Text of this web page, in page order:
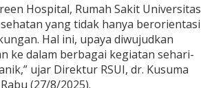
Hospital, Rumah Sakit Universitas
yang tidak hanya berorientasi
Hal ini, upaya diwujudkan
ke dalam berbagai kegiatan sehari-
ujar Direktur RSUI, dr. Kusuma
(27/8/2025).